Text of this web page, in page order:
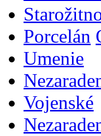
Porcelán
Umenie
Vojenské